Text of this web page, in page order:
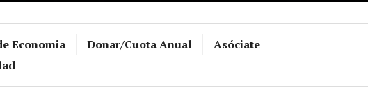
Economia Donar/Cuota Anual
Asóciate